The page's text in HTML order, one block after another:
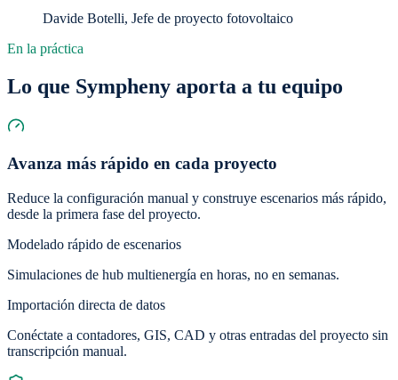
Davide Botelli, Jefe de proyecto fotovoltaico
En la práctica
Lo que Sympheny aporta a tu equipo
Avanza más rápido en cada proyecto
Reduce la configuración manual y construye escenarios más rápido,
desde la primera fase del proyecto.
Modelado rápido de escenarios
Simulaciones de hub multienergía en horas, no en semanas.
Importación directa de datos
Conéctate a contadores, GIS, CAD y otras entradas del proyecto sin
transcripción manual.